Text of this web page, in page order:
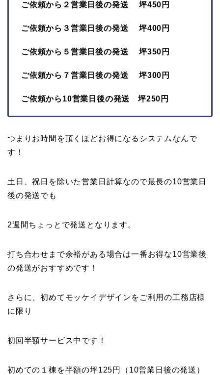
ご依頼から２営業日後の発送 坪450円
ご依頼から３営業日後の発送 坪400円
ご依頼から５営業日後の発送 坪350円
ご依頼から７営業日後の発送 坪300円
ご依頼から10営業日後の発送 坪250円
つまりお時間を頂くほどお得になるシステムなんで
す！
土日、祝日を除いた営業日計算なので最長の10営業日
後の発送でも
2週間ちょっとで発送となります。
打ち合わせまで余裕がある場合は一番お得な10営業後
の発送がおすすめです！
さらに、初めてモッケイデザインをご利用の工務店様
に限り
初回半額サービス中です！
初めての１棟を半額の坪125円（10営業日後の発送）